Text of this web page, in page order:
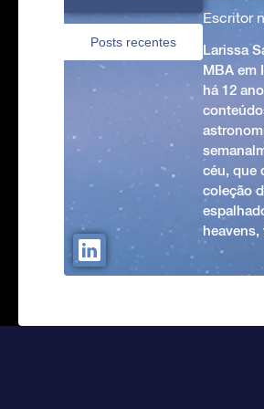
Posts recentes
Escritor
Larissa
MBA em
há 12
céu, que
coleção